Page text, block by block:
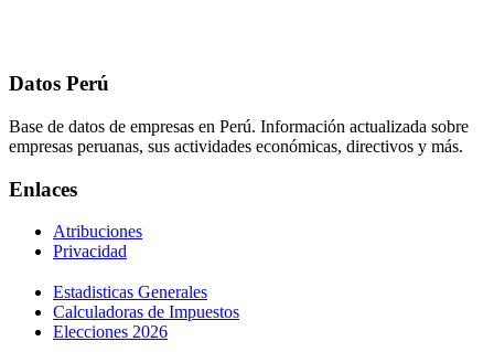
Datos Perú
Base de datos de empresas en Perú. Información actualizada sobre
empresas peruanas, sus actividades económicas, directivos y más.
Enlaces
Atribuciones
Privacidad
Estadisticas Generales
Calculadoras de Impuestos
Elecciones 2026